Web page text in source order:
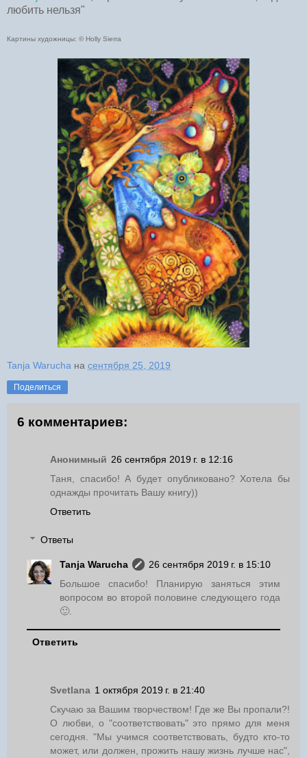
любить нельзя"
Картины художницы: © Holly Sierra
Tanja Warucha на сентября 25, 2019
Поделиться
6 комментариев:
Анонимный 26 сентября 2019 г. в 12:16
Таня, спасибо! А будет опубликовано? Хотела бы
однажды прочитать Вашу книгу))
Ответить
Ответы
Tanja Warucha
26 сентября 2019 г. в 15:10
Большое спасибо! Планирую заняться этим
вопросом во второй половине следующего года
🙂.
Ответить
Svetlana 1 октября 2019 г. в 21:40
Скучаю за Вашим творчеством! Где же Вы пропали?!
О любви, о "соответствовать" это прямо для меня
сегодня. "Мы учимся соответствовать, будто кто-то
может, или должен, прожить нашу жизнь лучше нас",